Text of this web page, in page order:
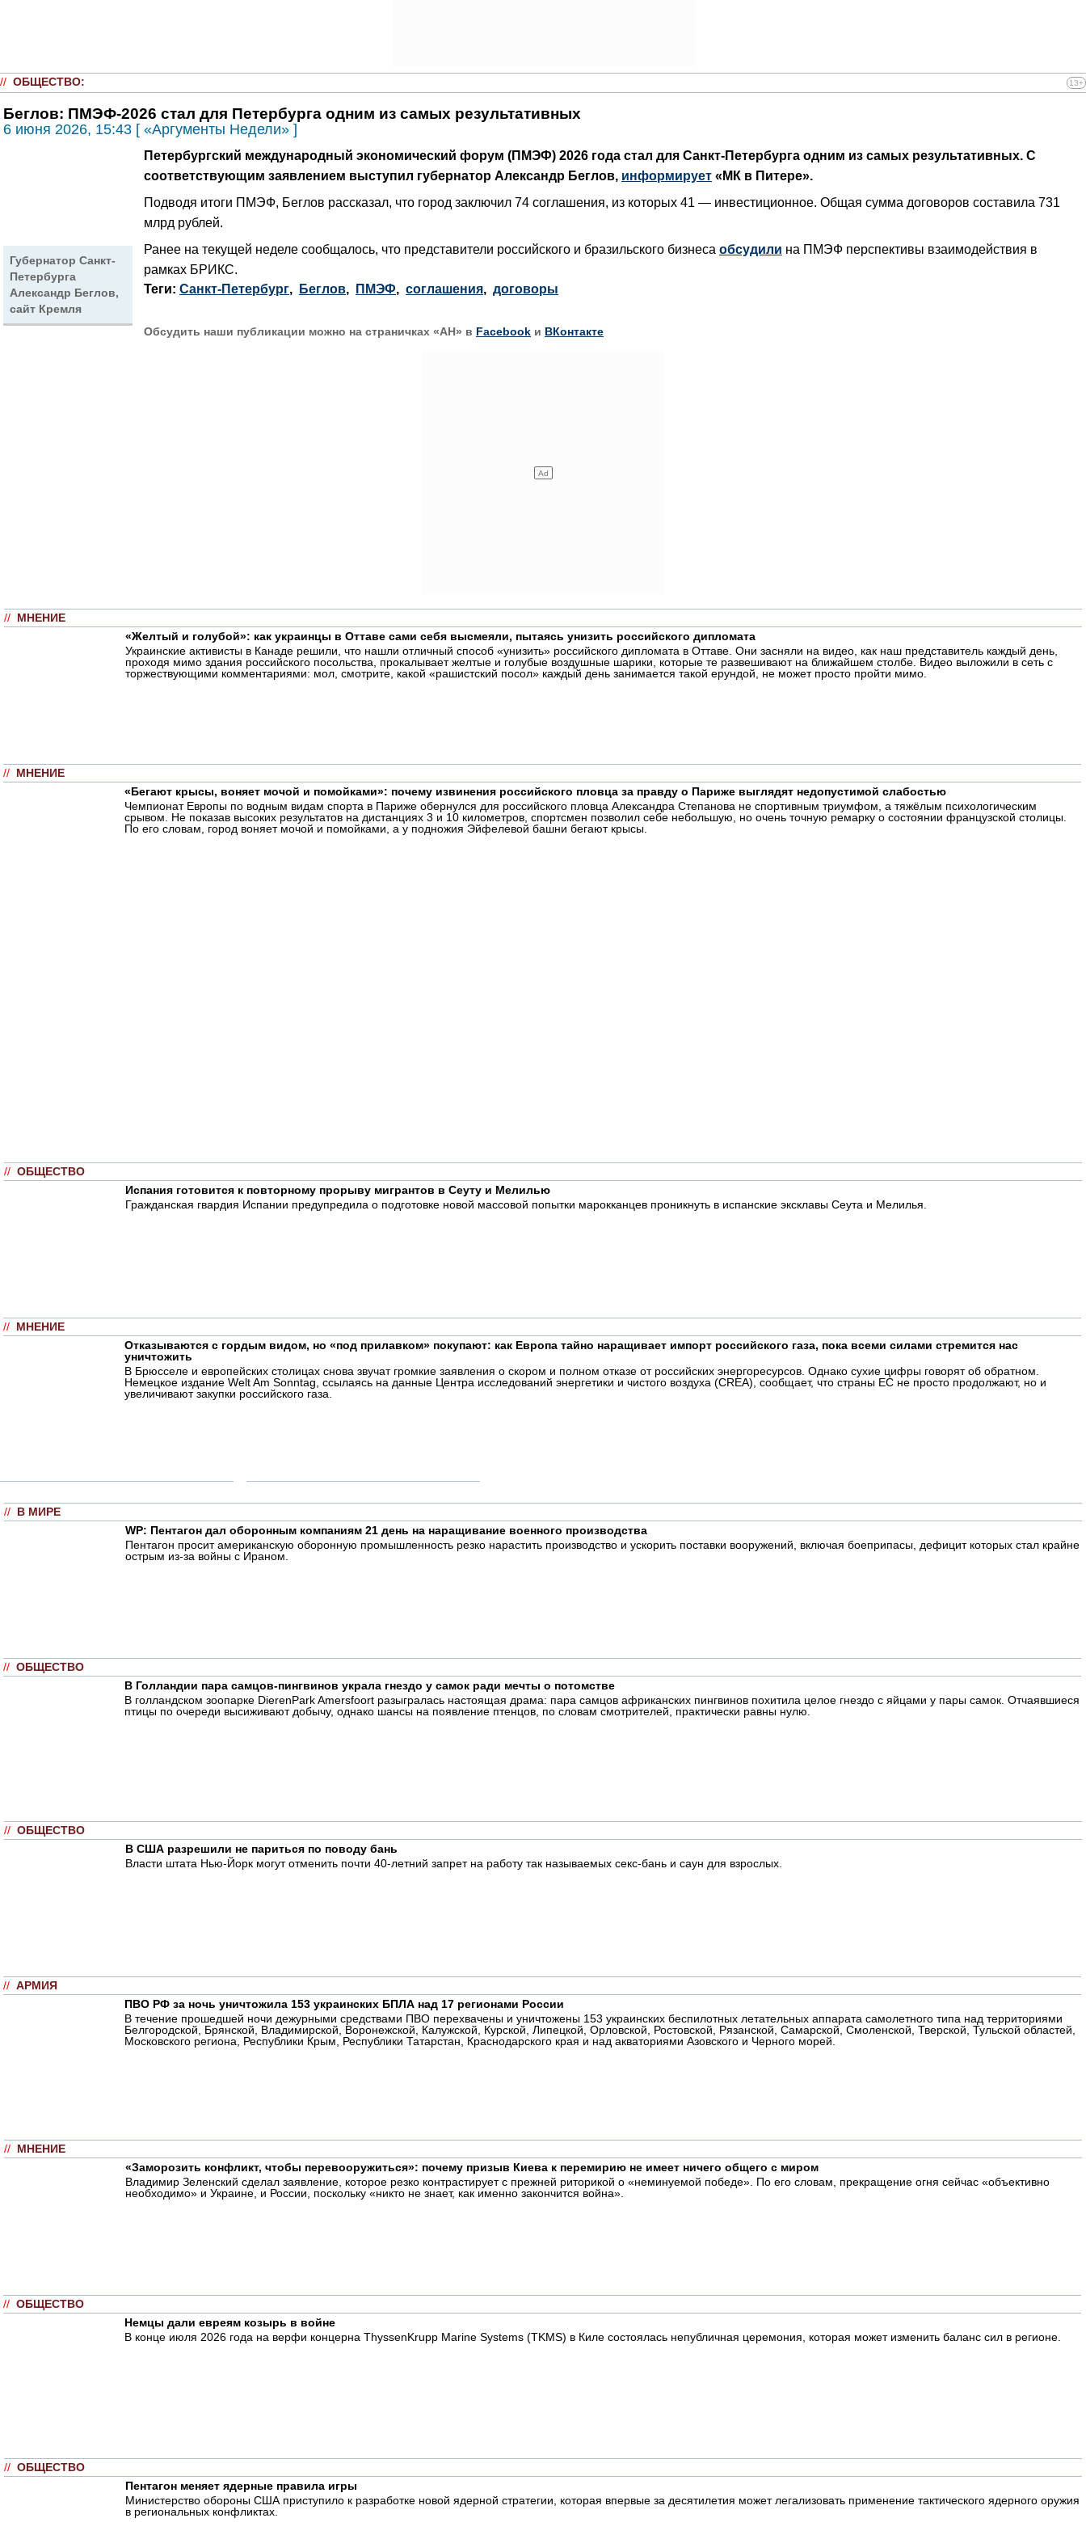
// ОБЩЕСТВО: 13+
Беглов: ПМЭФ-2026 стал для Петербурга одним из самых результативных
6 июня 2026, 15:43 [ «Аргументы Недели» ]
Губернатор Санкт-
Петербурга
Александр Беглов,
сайт Кремля
Петербургский международный экономический форум (ПМЭФ) 2026 года стал для Санкт-Петербурга одним из самых результативных. С
соответствующим заявлением выступил губернатор Александр Беглов, информирует «МК в Питере».
Подводя итоги ПМЭФ, Беглов рассказал, что город заключил 74 соглашения, из которых 41 — инвестиционное. Общая сумма договоров составила 731
млрд рублей.
Ранее на текущей неделе сообщалось, что представители российского и бразильского бизнеса обсудили на ПМЭФ перспективы взаимодействия в
рамках БРИКС.
Теги: Санкт-Петербург, Беглов, ПМЭФ, соглашения, договоры
Обсудить наши публикации можно на страничках «АН» в Facebook и ВКонтакте
// МНЕНИЕ
«Желтый и голубой»: как украинцы в Оттаве сами себя высмеяли, пытаясь унизить российского дипломата
Украинские активисты в Канаде решили, что нашли отличный способ «унизить» российского дипломата в Оттаве. Они засняли на видео, как наш представитель каждый день,
проходя мимо здания российского посольства, прокалывает желтые и голубые воздушные шарики, которые те развешивают на ближайшем столбе. Видео выложили в сеть с
торжествующими комментариями: мол, смотрите, какой «рашистский посол» каждый день занимается такой ерундой, не может просто пройти мимо.
// МНЕНИЕ
«Бегают крысы, воняет мочой и помойками»: почему извинения российского пловца за правду о Париже выглядят недопустимой слабостью
Чемпионат Европы по водным видам спорта в Париже обернулся для российского пловца Александра Степанова не спортивным триумфом, а тяжёлым психологическим
срывом. Не показав высоких результатов на дистанциях 3 и 10 километров, спортсмен позволил себе небольшую, но очень точную ремарку о состоянии французской столицы.
По его словам, город воняет мочой и помойками, а у подножия Эйфелевой башни бегают крысы.
// ОБЩЕСТВО
Испания готовится к повторному прорыву мигрантов в Сеуту и Мелилью
Гражданская гвардия Испании предупредила о подготовке новой массовой попытки марокканцев проникнуть в испанские эксклавы Сеута и Мелилья.
// МНЕНИЕ
Отказываются с гордым видом, но «под прилавком» покупают: как Европа тайно наращивает импорт российского газа, пока всеми силами стремится нас
уничтожить
В Брюсселе и европейских столицах снова звучат громкие заявления о скором и полном отказе от российских энергоресурсов. Однако сухие цифры говорят об обратном.
Немецкое издание Welt Am Sonntag, ссылаясь на данные Центра исследований энергетики и чистого воздуха (CREA), сообщает, что страны ЕС не просто продолжают, но и
увеличивают закупки российского газа.
// В МИРЕ
WP: Пентагон дал оборонным компаниям 21 день на наращивание военного производства
Пентагон просит американскую оборонную промышленность резко нарастить производство и ускорить поставки вооружений, включая боеприпасы, дефицит которых стал крайне
острым из-за войны с Ираном.
// ОБЩЕСТВО
В Голландии пара самцов-пингвинов украла гнездо у самок ради мечты о потомстве
В голландском зоопарке DierenPark Amersfoort разыгралась настоящая драма: пара самцов африканских пингвинов похитила целое гнездо с яйцами у пары самок. Отчаявшиеся
птицы по очереди высиживают добычу, однако шансы на появление птенцов, по словам смотрителей, практически равны нулю.
// ОБЩЕСТВО
В США разрешили не париться по поводу бань
Власти штата Нью-Йорк могут отменить почти 40-летний запрет на работу так называемых секс-бань и саун для взрослых.
// АРМИЯ
ПВО РФ за ночь уничтожила 153 украинских БПЛА над 17 регионами России
В течение прошедшей ночи дежурными средствами ПВО перехвачены и уничтожены 153 украинских беспилотных летательных аппарата самолетного типа над территориями
Белгородской, Брянской, Владимирской, Воронежской, Калужской, Курской, Липецкой, Орловской, Ростовской, Рязанской, Самарской, Смоленской, Тверской, Тульской областей,
Московского региона, Республики Крым, Республики Татарстан, Краснодарского края и над акваториями Азовского и Черного морей.
// МНЕНИЕ
«Заморозить конфликт, чтобы перевооружиться»: почему призыв Киева к перемирию не имеет ничего общего с миром
Владимир Зеленский сделал заявление, которое резко контрастирует с прежней риторикой о «неминуемой победе». По его словам, прекращение огня сейчас «объективно
необходимо» и Украине, и России, поскольку «никто не знает, как именно закончится война».
// ОБЩЕСТВО
Немцы дали евреям козырь в войне
В конце июля 2026 года на верфи концерна ThyssenKrupp Marine Systems (TKMS) в Киле состоялась непубличная церемония, которая может изменить баланс сил в регионе.
// ОБЩЕСТВО
Пентагон меняет ядерные правила игры
Министерство обороны США приступило к разработке новой ядерной стратегии, которая впервые за десятилетия может легализовать применение тактического ядерного оружия
в региональных конфликтах.